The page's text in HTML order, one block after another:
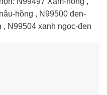
hồng , N99500 đen-
N99504 xanh ngọc-đen